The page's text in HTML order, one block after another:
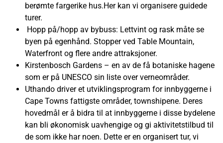
berømte fargerike hus.Her kan vi organisere guidede
turer.
Hopp på/hopp av bybuss: Lettvint og rask måte se
byen på egenhånd. Stopper ved Table Mountain,
Waterfront og flere andre attraksjoner.
Kirstenbosch Gardens – en av de få botaniske hagene
som er på UNESCO sin liste over verneområder.
Uthando driver et utviklingsprogram for innbyggerne i
Cape Towns fattigste områder, townshipene. Deres
hovedmål er å bidra til at innbyggerne i disse bydelene
kan bli økonomisk uavhengige og gi aktivitetstilbud til
de som ikke har noen. Dette er en organisert tur, vi